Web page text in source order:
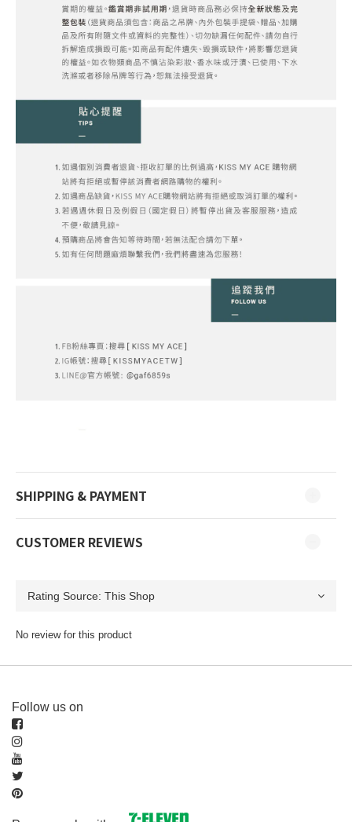
SHIPPING & PAYMENT
CUSTOMER REVIEWS
No review for this product
Follow us on